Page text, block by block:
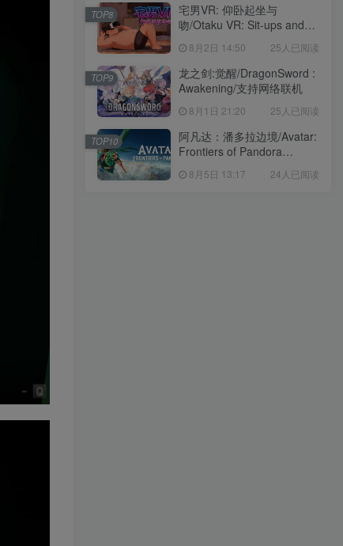
宅男VR: 仰卧起坐与
吻/Otaku VR: Sit-ups and
8月2日 14:50 25人已阅读
TOP8
龙之剑:觉醒/DragonSword :
Awakening/支持网络联机
8月1日 21:20 25人已阅读
TOP9
阿凡达：潘多拉边境/Avatar:
Frontiers of Pandora
8月5日 13:17 24人已阅读
TOP10